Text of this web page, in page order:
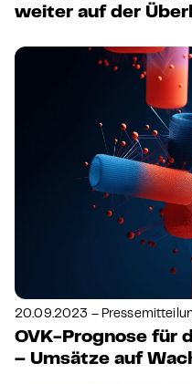
weiter auf der
20.09.2023 –
OVK-Prognose für
– Umsätze auf